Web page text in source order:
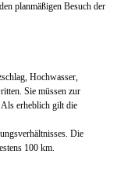
planmäßigen Besuch der
Hochwasser,
Sie müssen zur
erheblich gilt die
Die
100 km.